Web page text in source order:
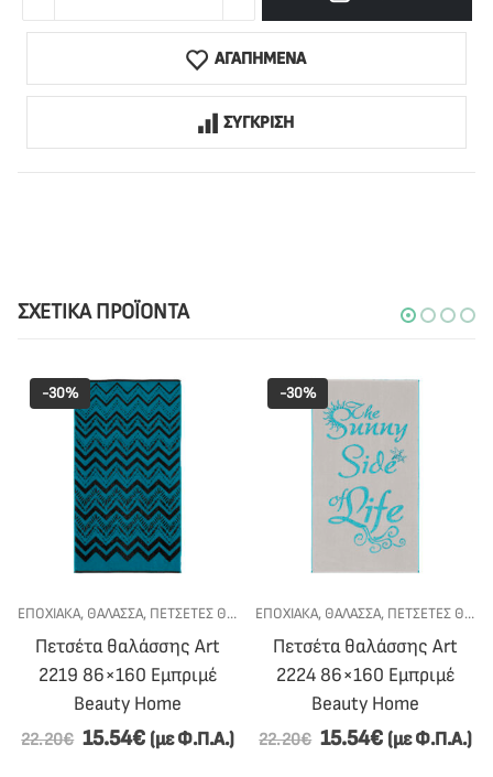
ΑΓΑΠΗΜΕΝΑ
ΣΥΓΚΡΙΣΗ
ΣΧΕΤΙΚΆ ΠΡΟΪΌΝΤΑ
-30%
ΕΠΟΧΙΑΚΑ, ΘΑΛΑΣΣΑ, ΠΕΤΣΈΤΕΣ ΘΑΛΆΣΣΗΣ
Πετσέτα θαλάσσης Art
2219 86×160 Εμπριμέ
Beauty Home
22.20€ 15.54€ (με Φ.Π.Α.)
-30%
ΕΠΟΧΙΑΚΑ, ΘΑΛΑΣΣΑ, ΠΕΤΣΈΤΕΣ ΘΑΛΆΣΣΗΣ
Πετσέτα θαλάσσης Art
2224 86×160 Εμπριμέ
Beauty Home
22.20€ 15.54€ (με Φ.Π.Α.)